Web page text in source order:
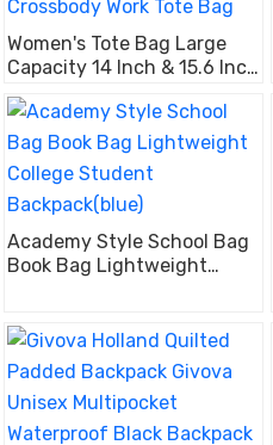
Women's Tote Bag Large
Capacity 14 Inch & 15.6 Inch
Laptop Shoulder Bag,
Single Shoulder Handbag
Crossbody Work Tote Bag
Academy Style School Bag
Book Bag Lightweight